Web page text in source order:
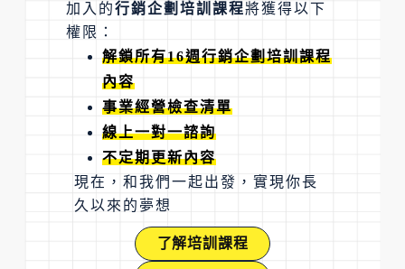
加入的行銷企劃培訓課程將獲得以下
權限：
解鎖所有16週行銷企劃培訓課程
內容
事業經營檢查清單
線上一對一諮詢
不定期更新內容
現在，和我們一起出發，實現你長
久以來的夢想
了解培訓課程